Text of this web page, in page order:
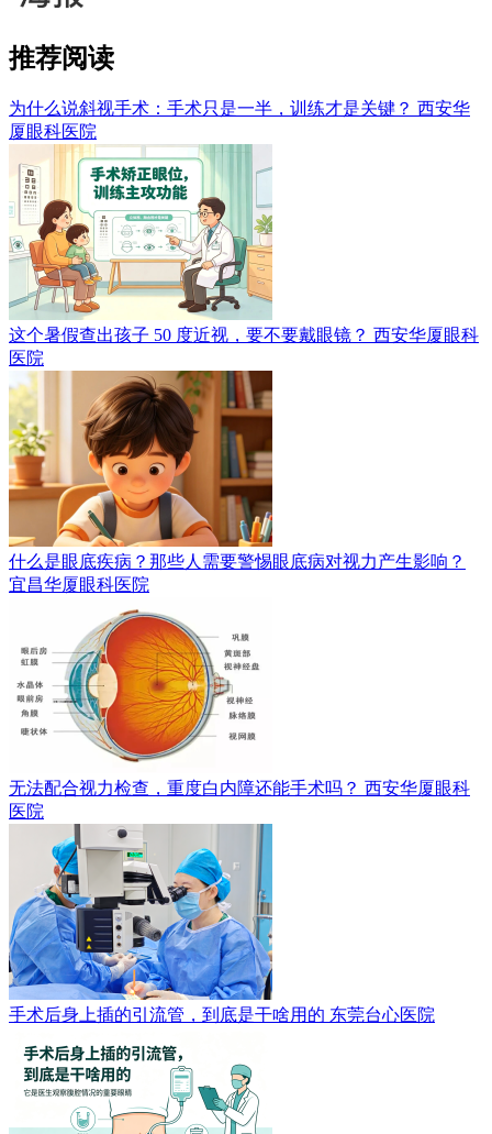
推荐阅读
为什么说斜视手术：手术只是一半，训练才是关键？ 西安华
厦眼科医院
这个暑假查出孩子 50 度近视，要不要戴眼镜？ 西安华厦眼科
医院
什么是眼底疾病？那些人需要警惕眼底病对视力产生影响？
宜昌华厦眼科医院
无法配合视力检查，重度白内障还能手术吗？ 西安华厦眼科
医院
手术后身上插的引流管，到底是干啥用的 东莞台心医院